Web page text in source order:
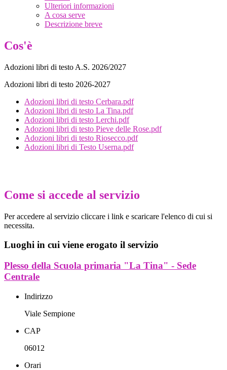
Ulteriori informazioni
A cosa serve
Descrizione breve
Cos'è
Adozioni libri di testo A.S. 2026/2027
Adozioni libri di testo 2026-2027
Adozioni libri di testo Cerbara.pdf
Adozioni libri di testo La Tina.pdf
Adozioni libri di testo Lerchi.pdf
Adozioni libri di testo Pieve delle Rose.pdf
Adozioni libri di testo Riosecco.pdf
Adozioni libri di Testo Userna.pdf
Come si accede al servizio
Per accedere al servizio cliccare i link e scaricare l'elenco di cui si
necessita.
Luoghi in cui viene erogato il servizio
Plesso della Scuola primaria "La Tina" - Sede
Centrale
Indirizzo
Viale Sempione
CAP
06012
Orari